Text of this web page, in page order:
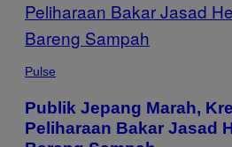
BY
THIS
AUTHOR
Pulse
Publik Jepang Marah,
Peliharaan Bakar Jasad